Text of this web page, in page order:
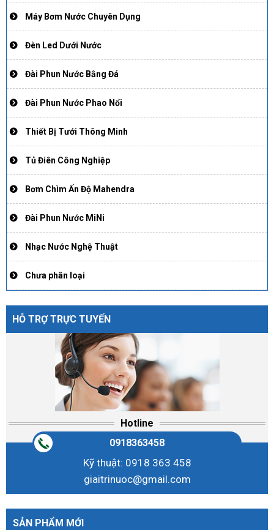
Máy Bơm Nước Chuyên Dụng
Đèn Led Dưới Nước
Đài Phun Nước Bằng Đá
Đài Phun Nước Phao Nổi
Thiết Bị Tưới Thông Minh
Tủ Điên Công Nghiệp
Bơm Chìm Ấn Độ Mahendra
Đài Phun Nước MiNi
Nhạc Nước Nghệ Thuật
Chưa phân loại
HỖ TRỢ TRỰC TUYẾN
Hotline
0918363458
Kỹ thuật: 0918 363 458
giaitrinuoc@gmail.com
SẢN PHẨM MỚI